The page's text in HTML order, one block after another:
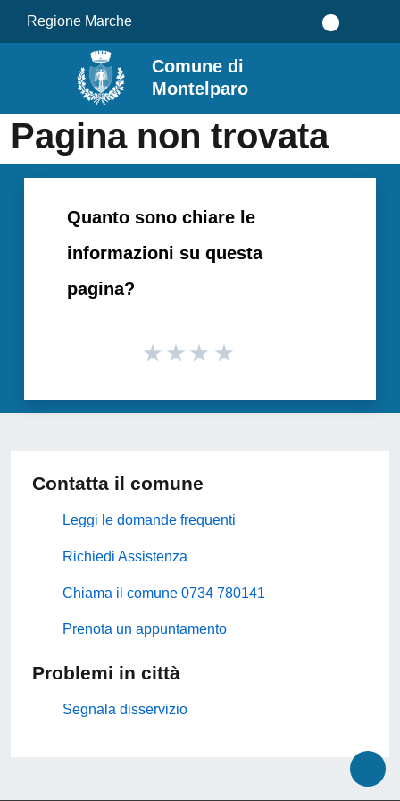
Regione Marche
Comune di
Montelparo
Pagina non trovata
Quanto sono chiare le
informazioni su questa
pagina?
Contatta il comune
Leggi le domande frequenti
Richiedi Assistenza
Chiama il comune 0734 780141
Prenota un appuntamento
Problemi in città
Segnala disservizio